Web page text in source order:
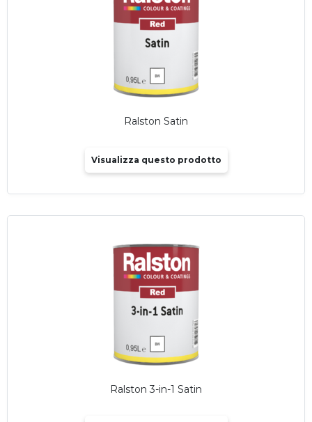
Ralston Satin
Visualizza questo prodotto
Ralston 3-in-1 Satin